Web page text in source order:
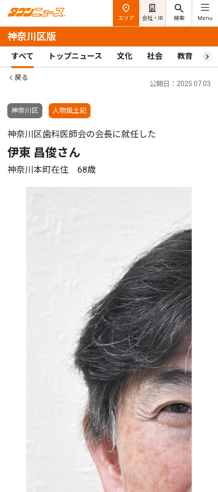
エリア 会社・IR 検索 Menu
神奈川区版
すべて トップニュース 文化 社会 教育 ス
戻る
神奈川区 人物風土記
公開日：2025.07.03
神奈川区歯科医師会の会長に就任した
伊東 昌俊さん
神奈川本町在住 68歳